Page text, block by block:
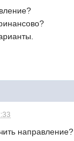
направление?